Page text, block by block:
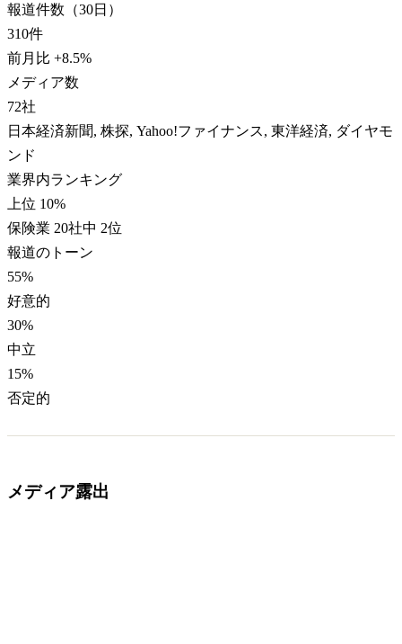
報道件数（30日）
310件
前月比 +8.5%
メディア数
72社
日本経済新聞, 株探, Yahoo!ファイナンス, 東洋経済, ダイヤモ
ンド
業界内ランキング
上位 10%
保険業 20社中 2位
報道のトーン
55%
好意的
30%
中立
15%
否定的
メディア露出